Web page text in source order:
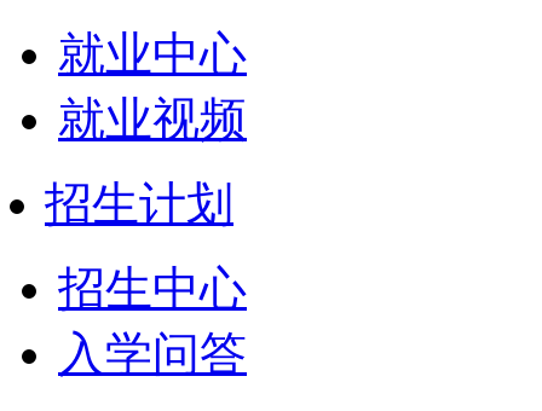
就业中心
就业视频
招生计划
招生中心
入学问答